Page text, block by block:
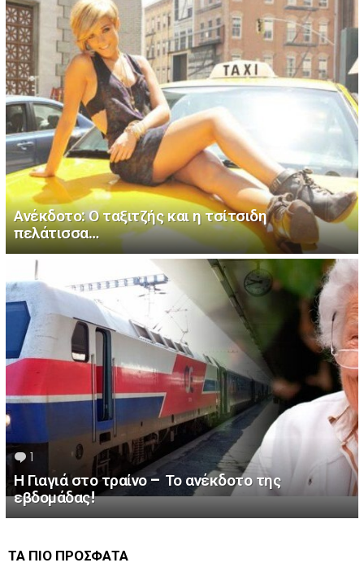
Ανέκδοτο: Ο ταξιτζής και η τσίτσιδη
πελάτισσα…
1 Comment
Η Γιαγιά στο τραίνο – Το ανέκδοτο της
εβδομάδας!
ΤΑ ΠΙΟ ΠΡΟΣΦΑΤΑ